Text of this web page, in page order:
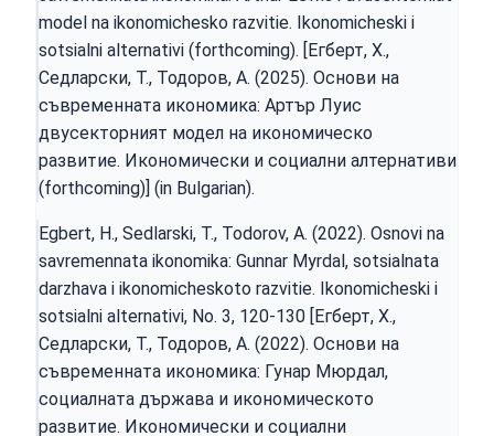
model na ikonomichesko razvitie. Ikonomicheski i
sotsialni alternativi (forthcoming). [Егберт, Х.,
Седларски, Т., Тодоров, А. (2025). Основи на
съвременната икономика: Артър Луис
двусекторният модел на икономическо
развитие. Икономически и социални алтернативи
(forthcoming)] (in Bulgarian).
Egbert, H., Sedlarski, T., Todorov, A. (2022). Osnovi na
savremennata ikonomika: Gunnar Myrdal, sotsialnata
darzhava i ikonomicheskoto razvitiе. Ikonomicheski i
sotsialni alternativi, No. 3, 120-130 [Егберт, Х.,
Седларски, Т., Тодоров, А. (2022). Основи на
съвременната икономика: Гунар Мюрдал,
социалната държава и икономическото
развитие. Икономически и социални